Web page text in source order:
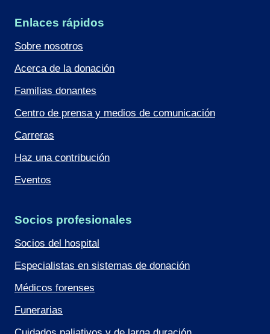
Enlaces rápidos
Sobre nosotros
Acerca de la donación
Familias donantes
Centro de prensa y medios de comunicación
Carreras
Haz una contribución
Eventos
Socios profesionales
Socios del hospital
Especialistas en sistemas de donación
Médicos forenses
Funerarias